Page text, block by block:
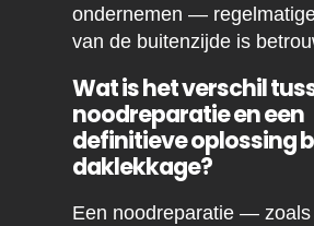
ondernemen —
van de buitenzijde is
Wat is het verschil
noodreparatie en een
definitieve oplossing
daklekkage?
Een noodreparatie — zoals